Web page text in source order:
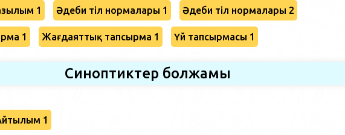
1 Әдеби тіл нормалары 1 Әдеби тіл нормалары 2
1 Жағдаяттық тапсырма 1 Үй тапсырмасы 1
Синоптиктер болжамы
1